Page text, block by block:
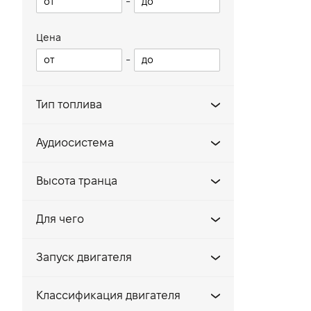
Цена
-
Тип топлива
Аудиосистема
Высота транца
635
Для чего
рыбалка
Запуск двигателя
Классификация двигателя